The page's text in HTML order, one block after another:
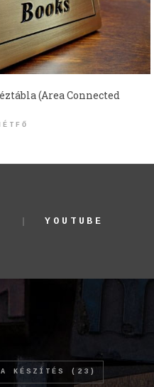
(Area Connected
YOUTUBE
KÉSZÍTÉS (23)